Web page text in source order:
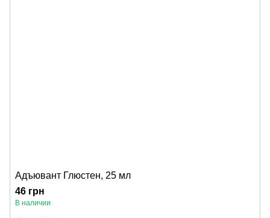
Адъювант Глюстен, 25 мл
46 грн
В наличии